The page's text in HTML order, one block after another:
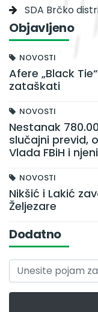
SDA Brčko
Objavljeno
NOVOSTI
Afere „Black
zataškati
NOVOSTI
Nestanak
slučajni previd,
Vlada FBiH i
NOVOSTI
Nikšić i Lakić
Željezare
Dodatno